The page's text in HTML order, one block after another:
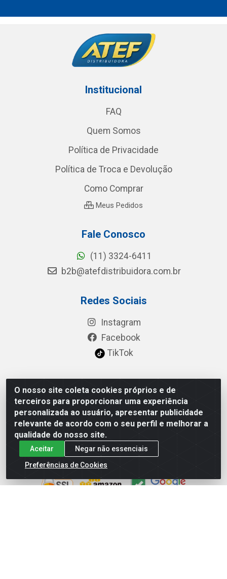
O nosso site coleta cookies próprios e de
terceiros para proporcionar uma experiência
personalizada ao usuário, apresentar publicidade
relevante de acordo com o seu perfil e melhorar a
qualidade do nosso site.
Aceitar
Negar não essenciais
Preferências de Cookies
Institucional
FAQ
Quem Somos
Política de Privacidade
Política de Troca e Devolução
Como Comprar
Meus Pedidos
Fale Conosco
(11) 3324-6411
b2b@atefdistribuidora.com.br
Redes Sociais
Instagram
Facebook
TikTok
Baixe já nosso APP
Site Seguro